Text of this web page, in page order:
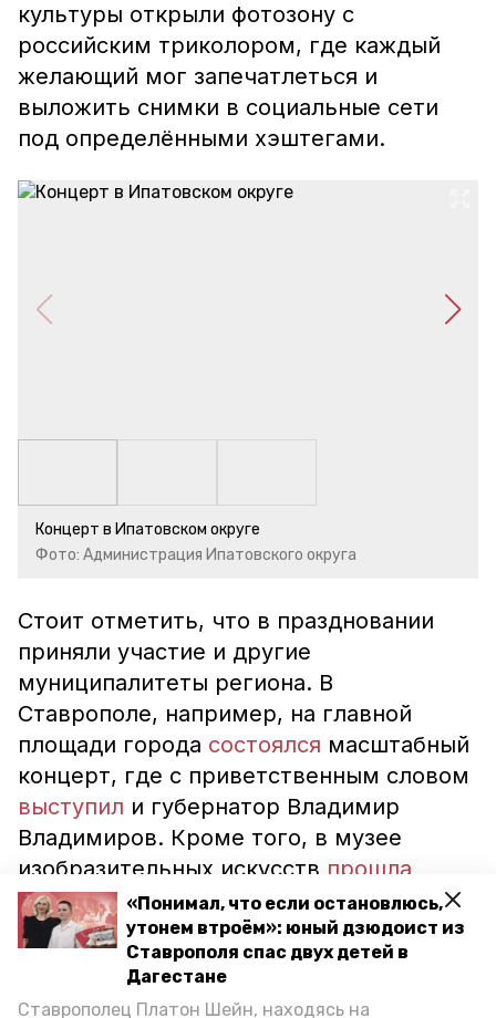
«Понимал, что если остановлюсь,
утонем втроём»: юный дзюдоист из
Ставрополя спас двух детей в
Дагестане
Ставрополец Платон Шейн, находясь на
культуры открыли фотозону с
российским триколором, где каждый
желающий мог запечатлеться и
выложить снимки в социальные сети
под определёнными хэштегами.
Концерт в Ипатовском округе
Фото: Администрация Ипатовского округа
Стоит отметить, что в праздновании
приняли участие и другие
муниципалитеты региона. В
Ставрополе, например, на главной
площади города состоялся масштабный
концерт, где с приветственным словом
выступил и губернатор Владимир
Владимиров. Кроме того, в музее
изобразительных искусств прошла
тематическая выставка.
ставропольский край
годовщина воссоединения крыма с россией